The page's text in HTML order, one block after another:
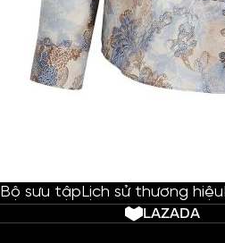
Bộ sưu tập Lịch sử thương hiệu
LAZADA